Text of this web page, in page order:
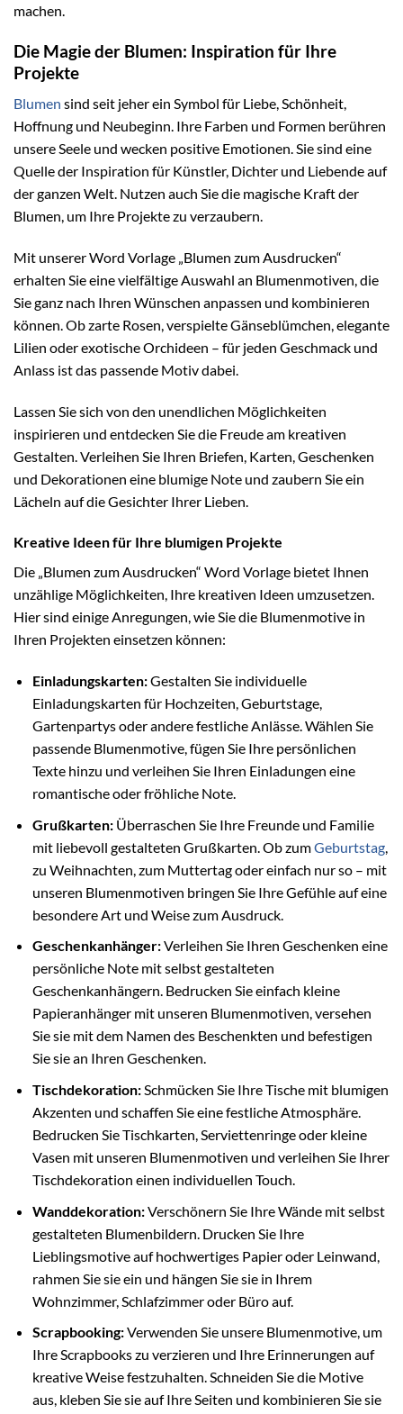
machen.
Die Magie der Blumen: Inspiration für Ihre
Projekte
Blumen sind seit jeher ein Symbol für Liebe, Schönheit,
Hoffnung und Neubeginn. Ihre Farben und Formen berühren
unsere Seele und wecken positive Emotionen. Sie sind eine
Quelle der Inspiration für Künstler, Dichter und Liebende auf
der ganzen Welt. Nutzen auch Sie die magische Kraft der
Blumen, um Ihre Projekte zu verzaubern.
Mit unserer Word Vorlage „Blumen zum Ausdrucken“
erhalten Sie eine vielfältige Auswahl an Blumenmotiven, die
Sie ganz nach Ihren Wünschen anpassen und kombinieren
können. Ob zarte Rosen, verspielte Gänseblümchen, elegante
Lilien oder exotische Orchideen – für jeden Geschmack und
Anlass ist das passende Motiv dabei.
Lassen Sie sich von den unendlichen Möglichkeiten
inspirieren und entdecken Sie die Freude am kreativen
Gestalten. Verleihen Sie Ihren Briefen, Karten, Geschenken
und Dekorationen eine blumige Note und zaubern Sie ein
Lächeln auf die Gesichter Ihrer Lieben.
Kreative Ideen für Ihre blumigen Projekte
Die „Blumen zum Ausdrucken“ Word Vorlage bietet Ihnen
unzählige Möglichkeiten, Ihre kreativen Ideen umzusetzen.
Hier sind einige Anregungen, wie Sie die Blumenmotive in
Ihren Projekten einsetzen können:
Einladungskarten:Gestalten Sie individuelle
Einladungskarten für Hochzeiten, Geburtstage,
Gartenpartys oder andere festliche Anlässe. Wählen Sie
passende Blumenmotive, fügen Sie Ihre persönlichen
Texte hinzu und verleihen Sie Ihren Einladungen eine
romantische oder fröhliche Note.
Grußkarten:Überraschen Sie Ihre Freunde und Familie
mit liebevoll gestalteten Grußkarten. Ob zumGeburtstag,
zu Weihnachten, zum Muttertag oder einfach nur so – mit
unseren Blumenmotiven bringen Sie Ihre Gefühle auf eine
besondere Art und Weise zum Ausdruck.
Geschenkanhänger:Verleihen Sie Ihren Geschenken eine
persönliche Note mit selbst gestalteten
Geschenkanhängern. Bedrucken Sie einfach kleine
Papieranhänger mit unseren Blumenmotiven, versehen
Sie sie mit dem Namen des Beschenkten und befestigen
Sie sie an Ihren Geschenken.
Tischdekoration:Schmücken Sie Ihre Tische mit blumigen
Akzenten und schaffen Sie eine festliche Atmosphäre.
Bedrucken Sie Tischkarten, Serviettenringe oder kleine
Vasen mit unseren Blumenmotiven und verleihen Sie Ihrer
Tischdekoration einen individuellen Touch.
Wanddekoration:Verschönern Sie Ihre Wände mit selbst
gestalteten Blumenbildern. Drucken Sie Ihre
Lieblingsmotive auf hochwertiges Papier oder Leinwand,
rahmen Sie sie ein und hängen Sie sie in Ihrem
Wohnzimmer, Schlafzimmer oder Büro auf.
Scrapbooking:Verwenden Sie unsere Blumenmotive, um
Ihre Scrapbooks zu verzieren und Ihre Erinnerungen auf
kreative Weise festzuhalten. Schneiden Sie die Motive
aus, kleben Sie sie auf Ihre Seiten und kombinieren Sie sie